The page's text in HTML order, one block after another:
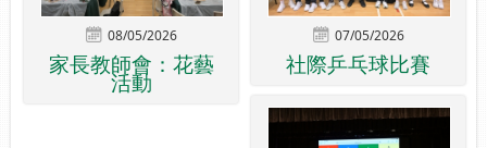
08/05/2026
家長教師會：花藝
活動
07/05/2026
社際乒乓球比賽